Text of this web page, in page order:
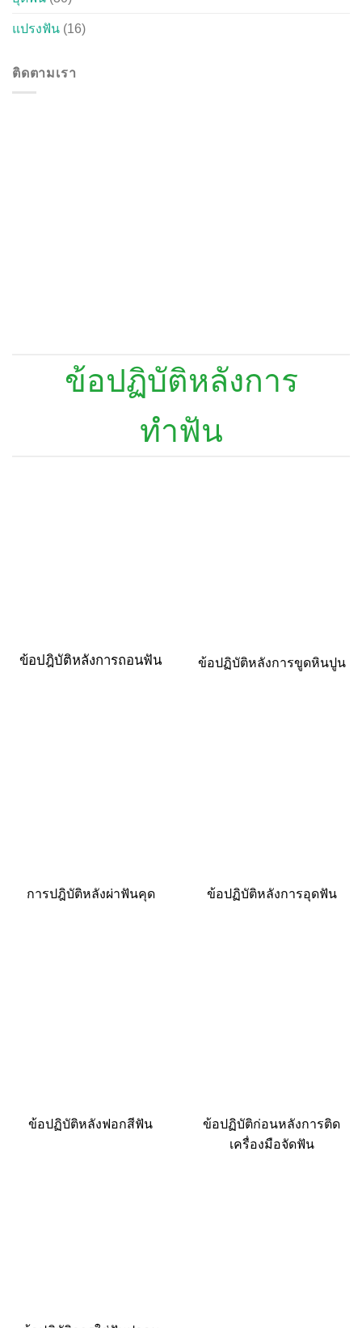
แปรงฟัน (16)
ติดตามเรา
ข้อปฏิบัติหลังการ
ทำฟัน
ข้อปฎิบัติหลังการถอนฟัน ข้อปฏิบัติหลังการขูดหินปูน
การปฎิบัติหลังผ่าฟันคุด ข้อปฏิบัติหลังการอุดฟัน
ข้อปฏิบัติหลังฟอกสีฟัน
ข้อปฏิบัติก่อนหลังการติด
เครื่องมือจัดฟัน